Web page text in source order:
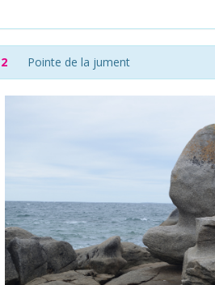
2 Pointe de la jument